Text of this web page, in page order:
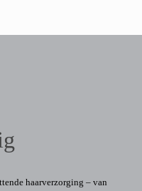
haarverzorging – van